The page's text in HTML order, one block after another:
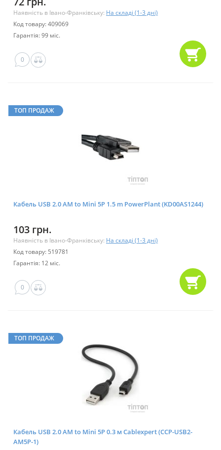
Наявність в Івано-Франківську: На складі (1-3 дні)
Код товару: 409069
Гарантія: 99 міс.
0
ТОП ПРОДАЖ
Кабель USB 2.0 AM to Mini 5P 1.5 m PowerPlant (KD00AS1244)
103 грн.
Наявність в Івано-Франківську: На складі (1-3 дні)
Код товару: 519781
Гарантія: 12 міс.
0
ТОП ПРОДАЖ
Кабель USB 2.0 AM to Mini 5P 0.3 м Cablexpert (CCP-USB2-
AM5P-1)